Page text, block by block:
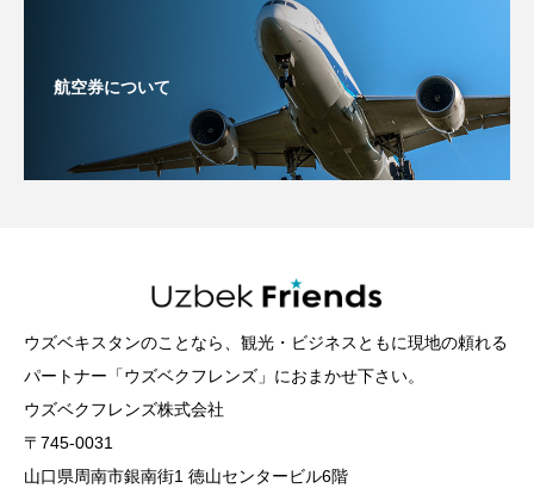
航空券について
ウズベキスタンのことなら、観光・ビジネスともに現地の頼れる
パートナー「ウズベクフレンズ」におまかせ下さい。
ウズベクフレンズ株式会社
〒745-0031
山口県周南市銀南街1 徳山センタービル6階